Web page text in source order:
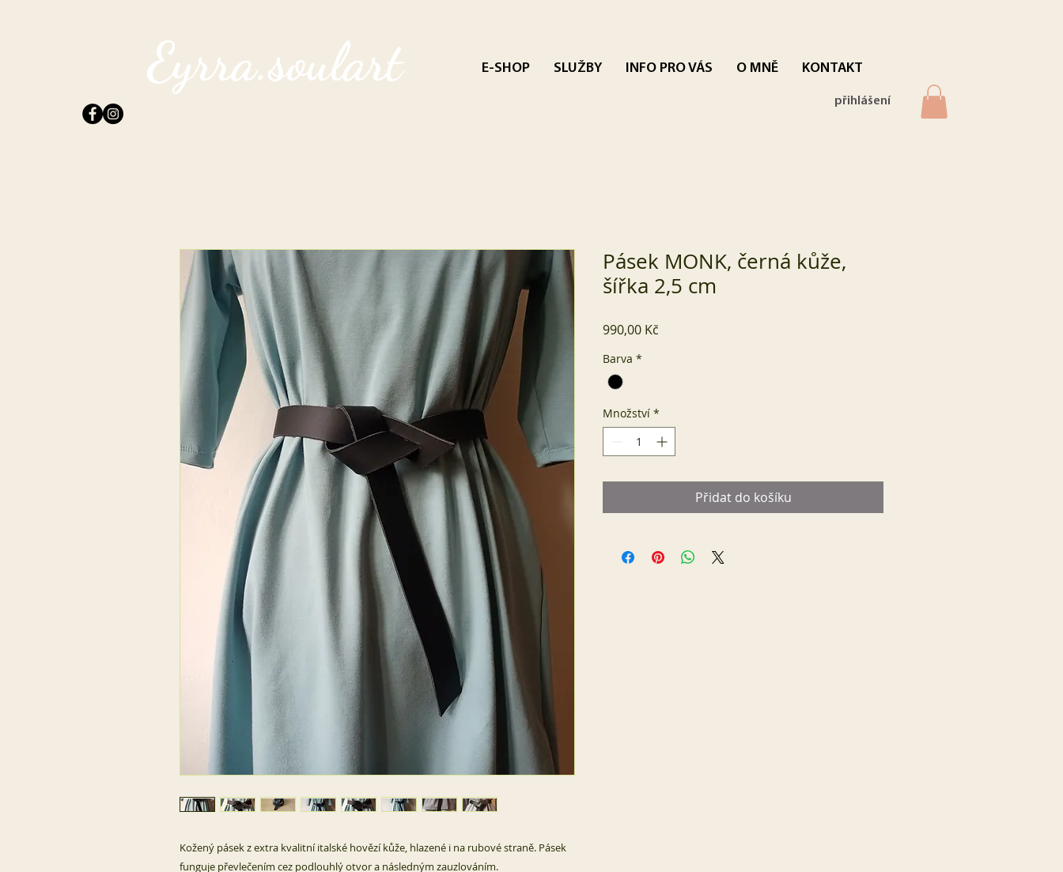
Eyrra.soulart
přihlášení
E-SHOP SLUŽBY INFO PRO VÁS O MNĚ KONTAKT
Kožený pásek z extra kvalitní italské hovězí kůže, hlazené i na rubové straně. Pásek
funguje převlečením cez podlouhlý otvor a následným zauzlováním.
Pásek MONK, černá kůže,
šířka 2,5 cm
990,00 Kč
Barva *
Množství *
Přidat do košíku